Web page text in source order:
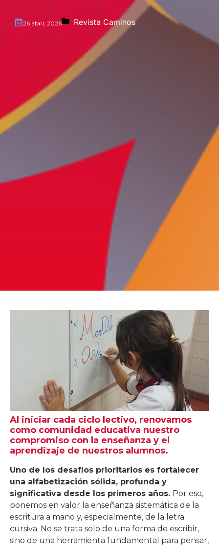
26 abril, 2026 Revista Caminos
Al iniciar cada ciclo lectivo, renovamos
como comunidad educativa nuestro
compromiso con la enseñanza y el
aprendizaje de nuestros alumnos.
Uno de los desafíos prioritarios es fortalecer
una alfabetización sólida, profunda y
significativa desde los primeros años. Por eso,
ponemos en valor la enseñanza sistemática de la
escritura a mano y, especialmente, de la letra
cursiva. No se trata solo de una forma de escribir,
sino de una herramienta fundamental para pensar,